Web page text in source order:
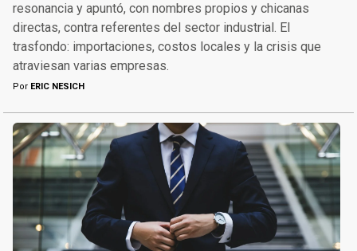
resonancia y apuntó, con nombres propios y chicanas
directas, contra referentes del sector industrial. El
trasfondo: importaciones, costos locales y la crisis que
atraviesan varias empresas.
Por ERIC NESICH